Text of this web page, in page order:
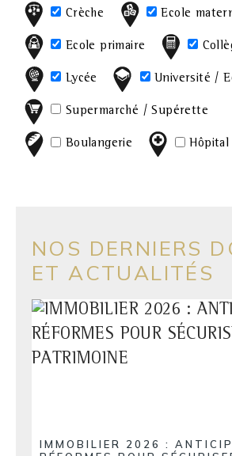
Crèche Ecole
Ecole primaire
Lycée Université /
Supermarché / Supérette
Boulangerie Hôpital
NOS DERNIERS
ET ACTUALITÉS
IMMOBILIER 2026 :